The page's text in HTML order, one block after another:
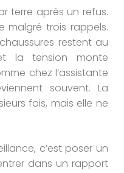
terre après un refus.
malgré trois rappels.
restent au
la tension monte
chez l’assistante
souvent. La
fois, mais elle ne
c’est poser un
dans un rapport